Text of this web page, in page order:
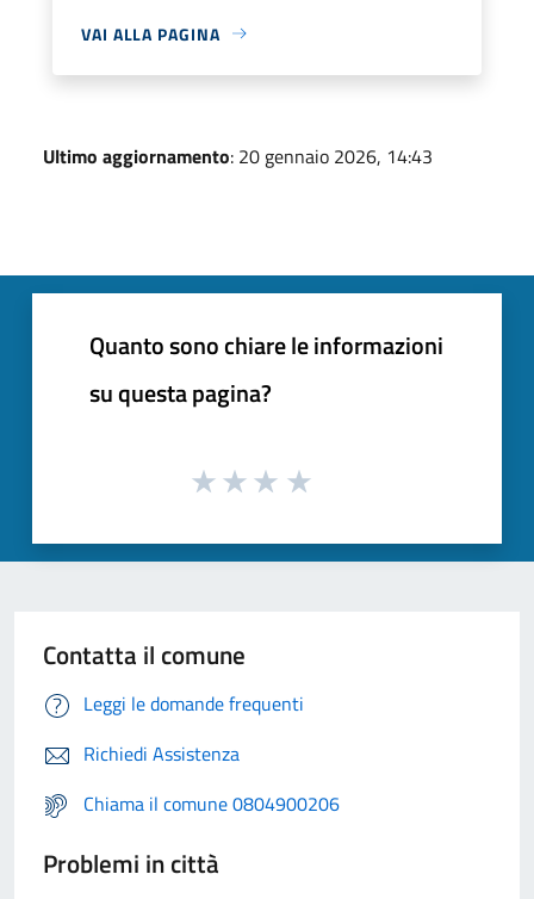
VAI ALLA PAGINA
Ultimo aggiornamento: 20 gennaio 2026, 14:43
Quanto sono chiare le informazioni
su questa pagina?
Contatta il comune
Leggi le domande frequenti
Richiedi Assistenza
Chiama il comune 0804900206
Problemi in città